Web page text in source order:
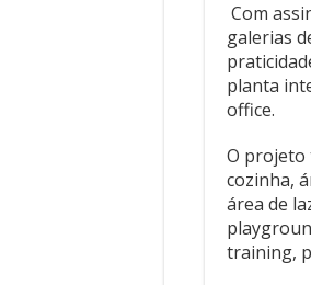
Com
galerias
planta
office.
O projeto
cozinha,
área de
training,